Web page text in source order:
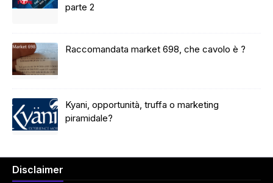
parte 2
Raccomandata market 698, che cavolo è ?
Kyani, opportunità, truffa o marketing
piramidale?
Disclaimer